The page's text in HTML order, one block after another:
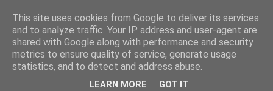
This site uses cookies from Google to deliver its services
and to analyze traffic. Your IP address and user-agent are
shared with Google along with performance and security
metrics to ensure quality of service, generate usage
statistics, and to detect and address abuse.
LEARN MORE GOT IT